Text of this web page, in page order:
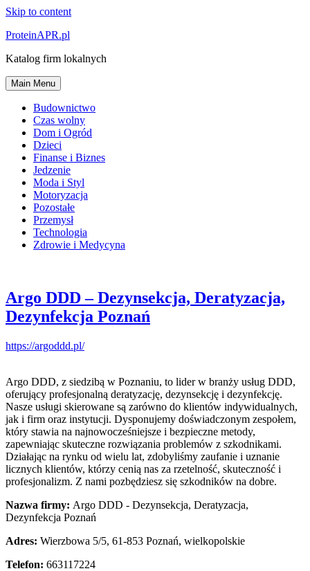
Skip to content
ProteinAPR.pl
Katalog firm lokalnych
Main Menu
Budownictwo
Czas wolny
Dom i Ogród
Dzieci
Finanse i Biznes
Jedzenie
Moda i Styl
Motoryzacja
Pozostałe
Przemysł
Technologia
Zdrowie i Medycyna
Argo DDD – Dezynsekcja, Deratyzacja,
Dezynfekcja Poznań
https://argoddd.pl/
Argo DDD, z siedzibą w Poznaniu, to lider w branży usług DDD,
oferujący profesjonalną deratyzację, dezynsekcję i dezynfekcję.
Nasze usługi skierowane są zarówno do klientów indywidualnych,
jak i firm oraz instytucji. Dysponujemy doświadczonym zespołem,
który stawia na najnowocześniejsze i bezpieczne metody,
zapewniając skuteczne rozwiązania problemów z szkodnikami.
Działając na rynku od wielu lat, zdobyliśmy zaufanie i uznanie
licznych klientów, którzy cenią nas za rzetelność, skuteczność i
profesjonalizm. Z nami pozbędziesz się szkodników na dobre.
Nazwa firmy: Argo DDD - Dezynsekcja, Deratyzacja,
Dezynfekcja Poznań
Adres: Wierzbowa 5/5, 61-853 Poznań, wielkopolskie
Telefon: 663117224